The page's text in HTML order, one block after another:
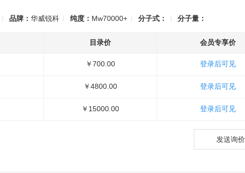
品牌： 华威锐科 纯度： Mw70000+ 分子式： 分子量：
目录价 会员专享价
￥700.00 登录后可见
￥4800.00 登录后可见
￥15000.00 登录后可见
发送询价